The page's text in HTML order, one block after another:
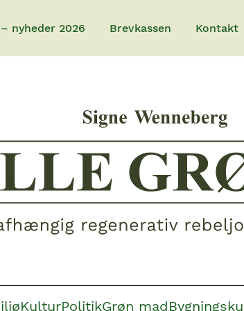
nyheder 2026 Brevkassen Kontakt
KulturPolitikGrøn mad